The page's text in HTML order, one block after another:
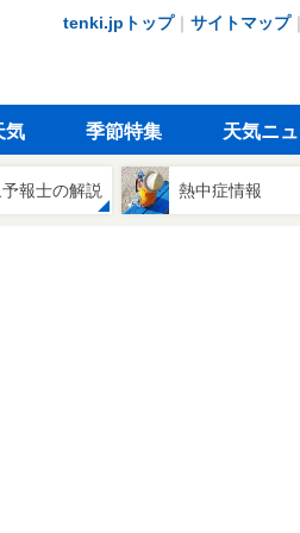
tenki.jpトップ｜ サイトマップ｜
気 季節特集 天気ニ
報士の解説 熱中症情報